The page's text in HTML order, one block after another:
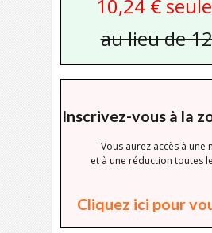
10,24 €
au lieu de
Inscrivez-vous à la
Vous aurez accès à une
et à une réduction toutes
Cliquez ici pour